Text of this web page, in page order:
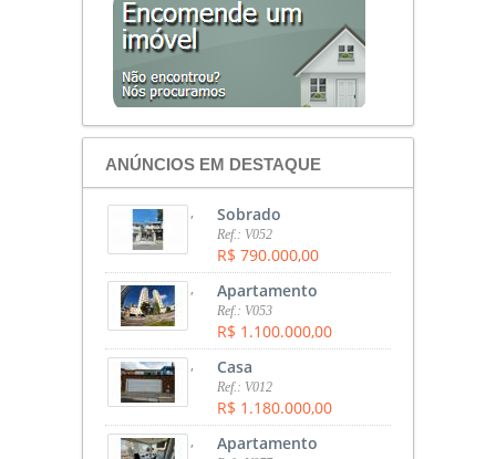
ANÚNCIOS EM DESTAQUE
, Sobrado
Ref.: V052
R$ 790.000,00
, Apartamento
Ref.: V053
R$ 1.100.000,00
, Casa
Ref.: V012
R$ 1.180.000,00
, Apartamento